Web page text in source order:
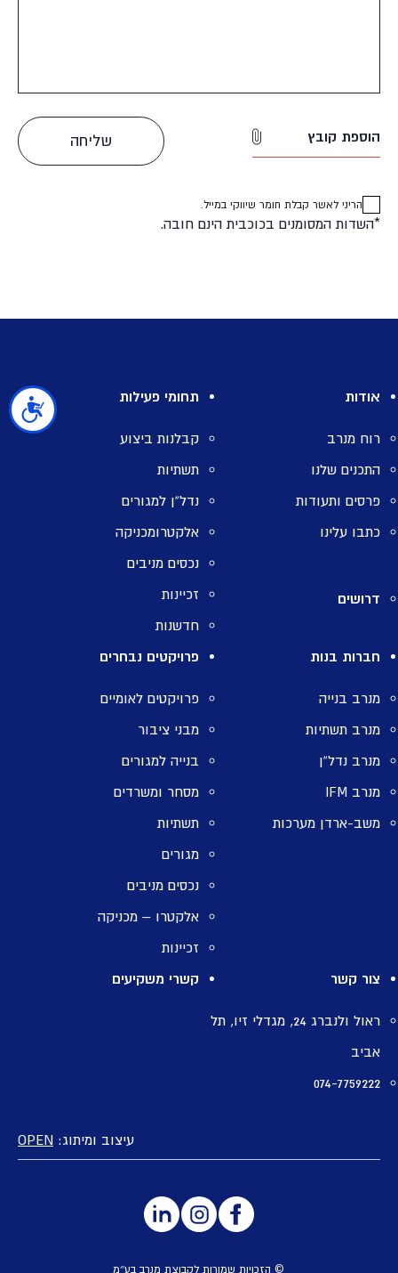
נגישות
הוספת קובץ
הריני לאשר קבלת חומר שיווקי במייל.
*השדות המסומנים בכוכבית הינם חובה.
אודות
רוח מנרב
התכנים שלנו
פרסים ותעודות
כתבו עלינו
דרושים
תחומי פעילות
קבלנות ביצוע
תשתיות
נדל”ן למגורים
אלקטרומכניקה
נכסים מניבים
זכיינות
חדשנות
חברות בנות
מנרב בנייה
מנרב תשתיות
מנרב נדל”ן
מנרב IFM
משב-ארדן מערכות
פרויקטים נבחרים
פרויקטים לאומיים
מבני ציבור
בנייה למגורים
מסחר ומשרדים
תשתיות
מגורים
נכסים מניבים
אלקטרו – מכניקה
זכיינות
צור קשר
ראול ולנברג 24, מגדלי זיו, תל
אביב
074-7759222
קשרי משקיעים
עיצוב ומיתוג: OPEN
© הזכויות שמורות לקבוצת מנרב בע״מ